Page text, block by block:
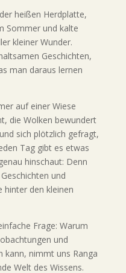
heißen Herdplatte,
Sommer und kalte
kleiner Wunder.
Geschichten,
man daraus lernen
auf einer Wiese
die Wolken bewundert
sich plötzlich gefragt,
Tag gibt es etwas
hinschaut: Denn
und
hinter den kleinen
Frage: Warum
und
kann, nimmt uns Ranga
Welt des Wissens.